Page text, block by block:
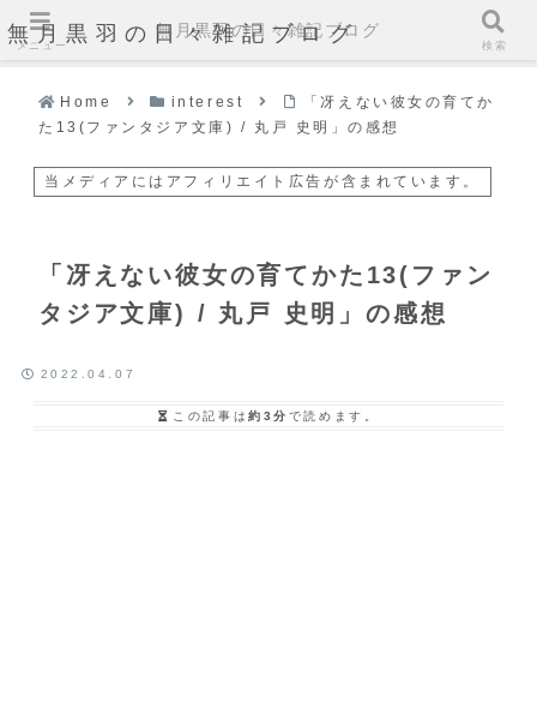
無月黒羽の日々雑記ブログ
Home interest
「冴えない彼女の育てか
た13(ファンタジア文庫) / 丸戸 史明」の感想
当メディアにはアフィリエイト広告が含まれています。
「冴えない彼女の育てかた13(ファン
タジア文庫) / 丸戸 史明」の感想
2022.04.07
この記事は約3分 で読めます。
メニュー
無月黒羽の日々雑記ブログ
検索